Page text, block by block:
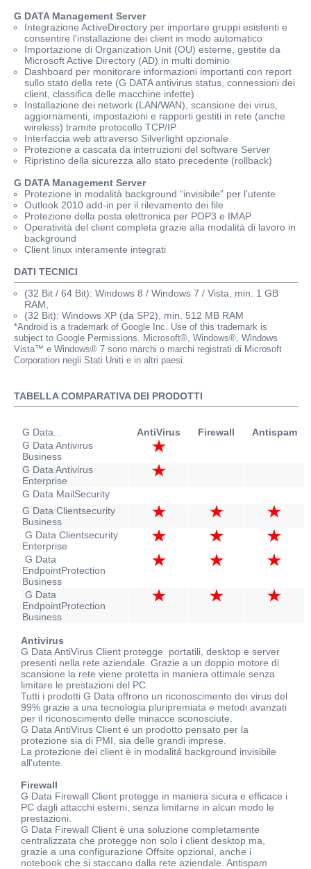
G DATA Management Server
Integrazione ActiveDirectory per importare gruppi esistenti e
consentire l'installazione dei client in modo automatico
Importazione di Organization Unit (OU) esterne, gestite da
Microsoft Active Directory (AD) in multi dominio
Dashboard per monitorare informazioni importanti con report
sullo stato della rete (G DATA antivirus status, connessioni dei
client, classifica delle macchine infette)
Installazione dei network (LAN/WAN), scansione dei virus,
aggiornamenti, impostazioni e rapporti gestiti in rete (anche
wireless) tramite protocollo TCP/IP
Interfaccia web attraverso Silverlight opzionale
Protezione a cascata da interruzioni del software Server
Ripristino della sicurezza allo stato precedente (rollback)
G DATA Management Server
Protezione in modalità background “invisibile” per l’utente
Outlook 2010 add-in per il rilevamento dei file
Protezione della posta elettronica per POP3 e IMAP
Operatività del client completa grazie alla modalità di lavoro in
background
Client linux interamente integrati
DATI TECNICI
(32 Bit / 64 Bit): Windows 8 / Windows 7 / Vista, min. 1 GB
RAM,
(32 Bit): Windows XP (da SP2), min. 512 MB RAM
*Android is a trademark of Google Inc. Use of this trademark is
subject to Google Permissions. Microsoft®, Windows®, Windows
Vista™ e Windows® 7 sono marchi o marchi registrati di Microsoft
Corporation negli Stati Uniti e in altri paesi.
TABELLA COMPARATIVA DEI PRODOTTI
G Data... AntiVirus Firewall Antispam
G Data Antivirus
Business
G Data Antivirus
Enterprise
G Data MailSecurity
G Data Clientsecurity
Business
G Data Clientsecurity
Enterprise
G Data
EndpointProtection
Business
G Data
EndpointProtection
Business
Antivirus
G Data AntiVirus Client protegge portatili, desktop e server
presenti nella rete aziendale. Grazie a un doppio motore di
scansione la rete viene protetta in maniera ottimale senza
limitare le prestazioni del PC.
Tutti i prodotti G Data offrono un riconoscimento dei virus del
99% grazie a una tecnologia pluripremiata e metodi avanzati
per il riconoscimento delle minacce sconosciute.
G Data AntiVirus Client é un prodotto pensato per la
protezione sia di PMI, sia delle grandi imprese.
La protezione dei client è in modalitá background invisibile
all'utente.
Firewall
G Data Firewall Client protegge in maniera sicura e efficace i
PC dagli attacchi esterni, senza limitarne in alcun modo le
prestazioni.
G Data Firewall Client è una soluzione completamente
centralizzata che protegge non solo i client desktop ma,
grazie a una configurazione Offsite opzional, anche i
notebook che si staccano dalla rete aziendale. Antispam